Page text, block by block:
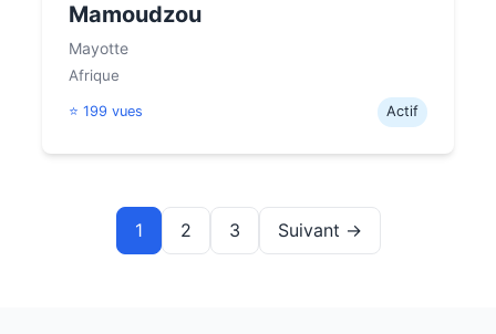
Mamoudzou
Mayotte
Afrique
⭐ 199 vues Actif
1 2 3 Suivant →